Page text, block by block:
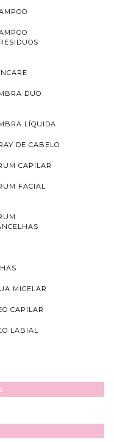
DUO
LÍQUIDA
DE CABELO
CAPILAR
FACIAL
MICELAR
CAPILAR
LABIAL